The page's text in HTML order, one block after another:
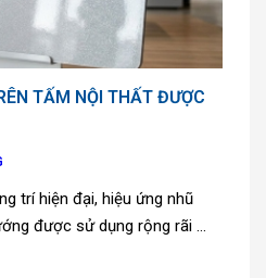
TẤM NỘI THẤT ĐƯỢC
trí hiện đại, hiệu ứng nhũ
được sử dụng rộng rãi ...